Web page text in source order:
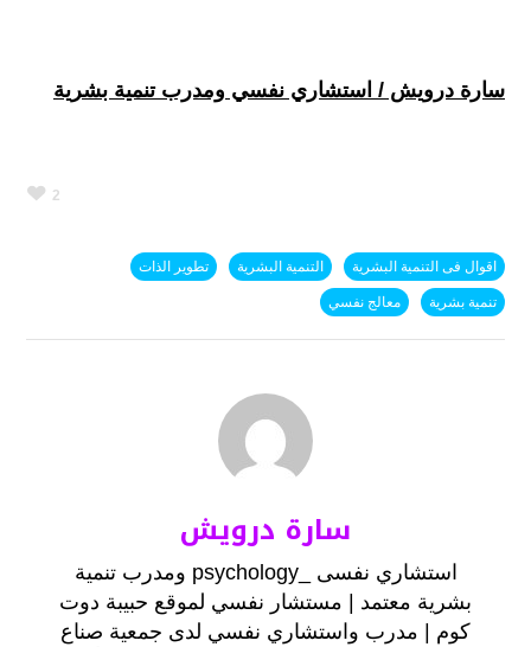
سارة درويش / استشاري نفسي ومدرب تنمية بشرية
2
اقوال فى التنمية البشرية التنمية البشرية تطوير الذات
تنمية بشرية معالج نفسي
سارة درويش
استشاري نفسى _psychology ومدرب تنمية
بشرية معتمد | مستشار نفسي لموقع حبيبة دوت
كوم | مدرب واستشاري نفسي‏ لدى ‏جمعية صناع